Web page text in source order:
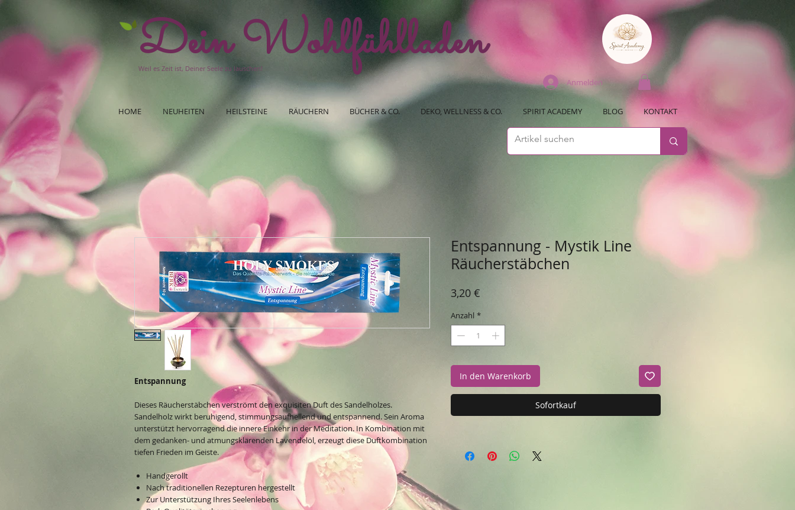
Dein Wohlfühlladen
Weil es Zeit ist, Deiner Seele zu lauschen!
Anmelden
HOME NEUHEITEN HEILSTEINE RÄUCHERN BÜCHER & CO. DEKO, WELLNESS & CO. SPIRIT ACADEMY BLOG KONTAKT
Entspannung
Dieses Räucherstäbchen verströmt den exquisiten Duft des Sandelholzes.
Sandelholz wirkt beruhigend, stimmungsaufhellend und entspannend. Sein Aroma
unterstützt hervorragend die innere Einkehr in der Meditation. In Kombination mit
dem gedanken- und atmungsklärenden Lavendelöl, erzeugt diese Duftkombination
tiefen Frieden im Geiste.
Handgerollt
Nach traditionellen Rezepturen hergestellt
Zur Unterstützung Ihres Seelenlebens
Entspannung - Mystik Line
Räucherstäbchen
3,20 €
Anzahl *
In den Warenkorb
Sofortkauf